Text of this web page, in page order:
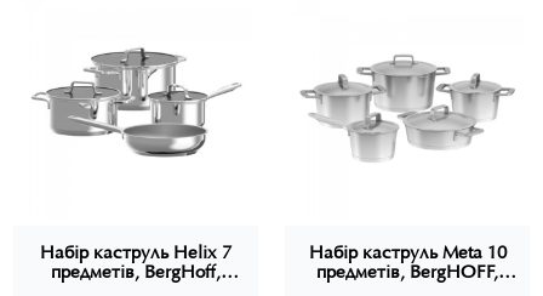
Набір каструль Helix 7
предметів, BergHoff,
Набір каструль Meta 10
предметів, BergHOFF,